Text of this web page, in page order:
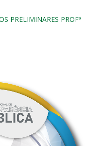
PRELIMINARES PROFª